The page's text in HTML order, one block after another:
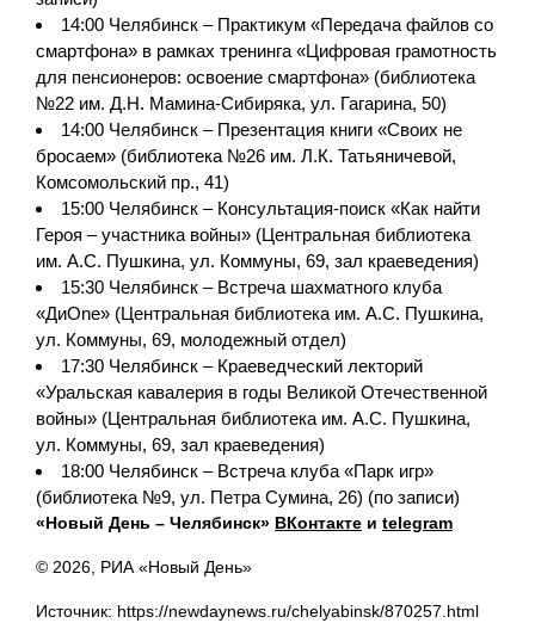
14:00 Челябинск – Практикум «Передача файлов со
смартфона» в рамках тренинга «Цифровая грамотность
для пенсионеров: освоение смартфона» (библиотека
№22 им. Д.Н. Мамина-Сибиряка, ул. Гагарина, 50)
14:00 Челябинск – Презентация книги «Своих не
бросаем» (библиотека №26 им. Л.К. Татьяничевой,
Комсомольский пр., 41)
15:00 Челябинск – Консультация-поиск «Как найти
Героя – участника войны» (Центральная библиотека
им. А.С. Пушкина, ул. Коммуны, 69, зал краеведения)
15:30 Челябинск – Встреча шахматного клуба
«ДиOne» (Центральная библиотека им. А.С. Пушкина,
ул. Коммуны, 69, молодежный отдел)
17:30 Челябинск – Краеведческий лекторий
«Уральская кавалерия в годы Великой Отечественной
войны» (Центральная библиотека им. А.С. Пушкина,
ул. Коммуны, 69, зал краеведения)
18:00 Челябинск – Встреча клуба «Парк игр»
(библиотека №9, ул. Петра Сумина, 26) (по записи)
«Новый День – Челябинск» ВКонтакте и telegram
© 2026, РИА «Новый День»
Источник: https://newdaynews.ru/chelyabinsk/870257.html